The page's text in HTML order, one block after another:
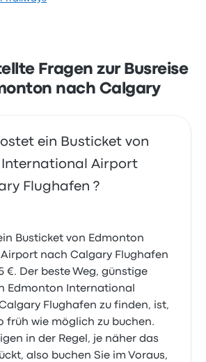
bei 22 €
Fragen zur Busreise
nach Calgary
ein Busticket von
International Airport
Flughafen ?
Busticket von Edmonton
nach Calgary Flughafen
€. Der beste Weg, günstige
Edmonton International
Flughafen zu finden, ist,
früh wie möglich zu buchen.
in der Regel, je näher das
also buchen Sie im Voraus,